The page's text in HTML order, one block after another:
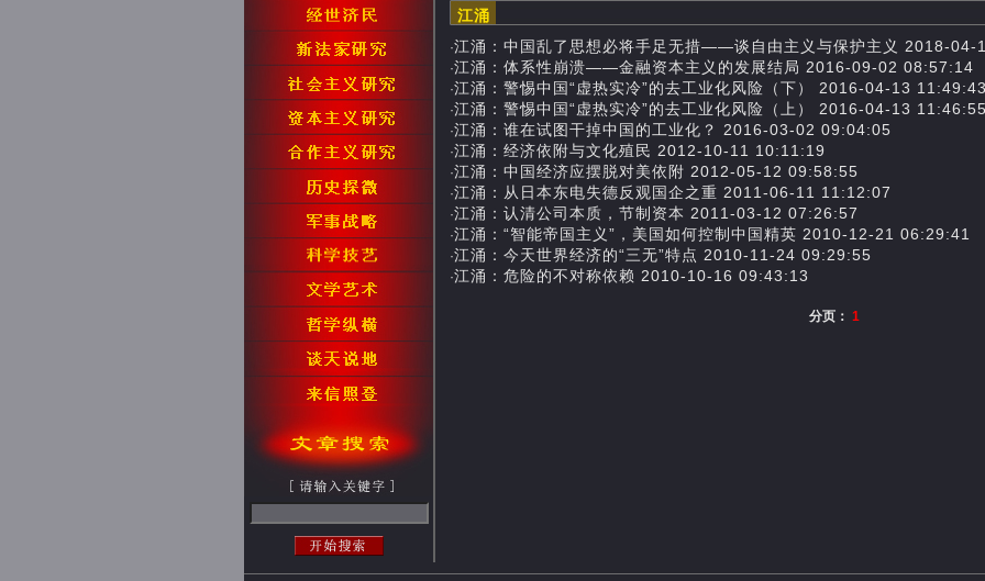
江涌
·江涌：中国乱了思想必将手足无措——谈自由主义与保护主义 2018-
·江涌：体系性崩溃——金融资本主义的发展结局 2016-09-02 08:57:14
·江涌：警惕中国“虚热实冷”的去工业化风险（下） 2016-04-13
·江涌：警惕中国“虚热实冷”的去工业化风险（上） 2016-04-13
·江涌：谁在试图干掉中国的工业化？ 2016-03-02 09:04:05
·江涌：经济依附与文化殖民 2012-10-11 10:11:19
·江涌：中国经济应摆脱对美依附 2012-05-12 09:58:55
·江涌：从日本东电失德反观国企之重 2011-06-11 11:12:07
·江涌：认清公司本质，节制资本 2011-03-12 07:26:57
·江涌：“智能帝国主义”，美国如何控制中国精英 2010-12-21 06:29:41
·江涌：今天世界经济的“三无”特点 2010-11-24 09:29:55
·江涌：危险的不对称依赖 2010-10-16 09:43:13
分页： 1